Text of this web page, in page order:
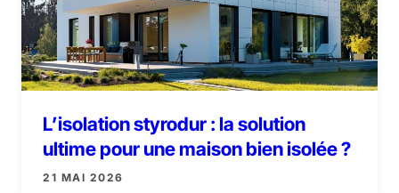
L’isolation styrodur : la solution
ultime pour une maison bien isolée ?
21 MAI 2026